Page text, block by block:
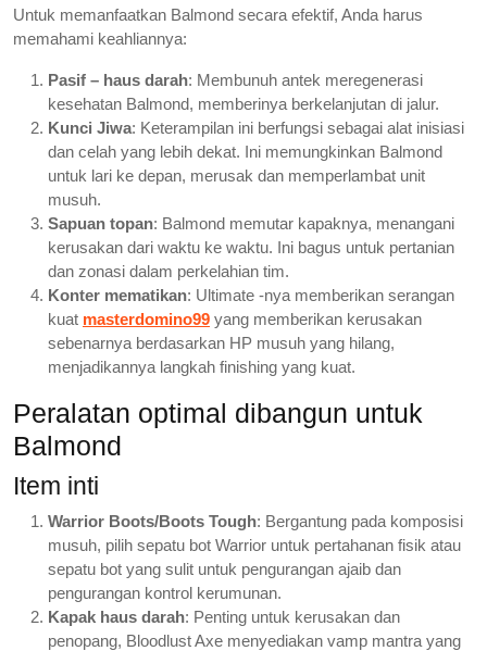
Untuk memanfaatkan Balmond secara efektif, Anda harus
memahami keahliannya:
Pasif – haus darah: Membunuh antek meregenerasi
kesehatan Balmond, memberinya berkelanjutan di jalur.
Kunci Jiwa: Keterampilan ini berfungsi sebagai alat inisiasi
dan celah yang lebih dekat. Ini memungkinkan Balmond
untuk lari ke depan, merusak dan memperlambat unit
musuh.
Sapuan topan: Balmond memutar kapaknya, menangani
kerusakan dari waktu ke waktu. Ini bagus untuk pertanian
dan zonasi dalam perkelahian tim.
Konter mematikan: Ultimate -nya memberikan serangan
kuat masterdomino99 yang memberikan kerusakan
sebenarnya berdasarkan HP musuh yang hilang,
menjadikannya langkah finishing yang kuat.
Peralatan optimal dibangun untuk
Balmond
Item inti
Warrior Boots/Boots Tough: Bergantung pada komposisi
musuh, pilih sepatu bot Warrior untuk pertahanan fisik atau
sepatu bot yang sulit untuk pengurangan ajaib dan
pengurangan kontrol kerumunan.
Kapak haus darah: Penting untuk kerusakan dan
penopang, Bloodlust Axe menyediakan vamp mantra yang